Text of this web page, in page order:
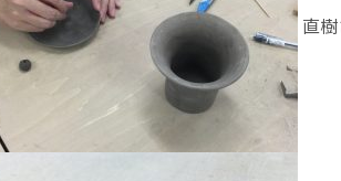
直